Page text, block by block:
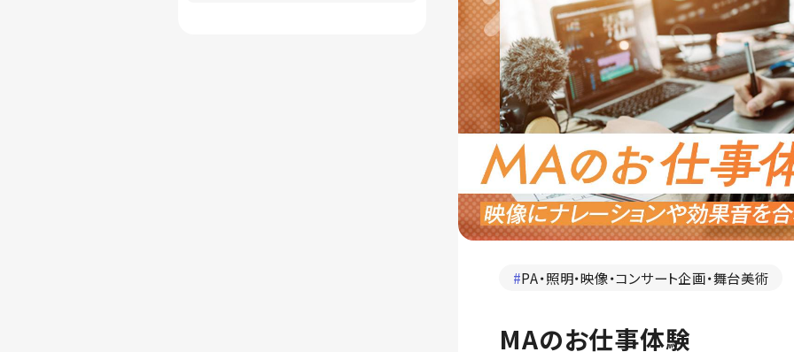
#PA・照明・映像・コンサート企画・舞台美術
MAのお仕事体験